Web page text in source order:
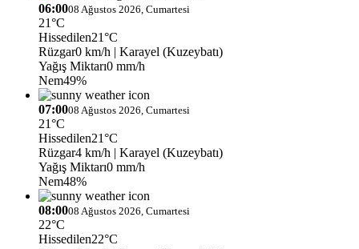
06:0008 Ağustos 2026, Cumartesi
21°C
Hissedilen21°C
Rüzgar0 km/h | Karayel (Kuzeybatı)
Yağış Miktarı0 mm/h
Nem49%
07:0008 Ağustos 2026, Cumartesi
21°C
Hissedilen21°C
Rüzgar4 km/h | Karayel (Kuzeybatı)
Yağış Miktarı0 mm/h
Nem48%
08:0008 Ağustos 2026, Cumartesi
22°C
Hissedilen22°C